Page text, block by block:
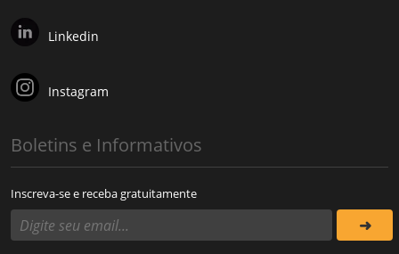
Linkedin
Instagram
Boletins e Informativos
Inscreva-se e receba gratuitamente